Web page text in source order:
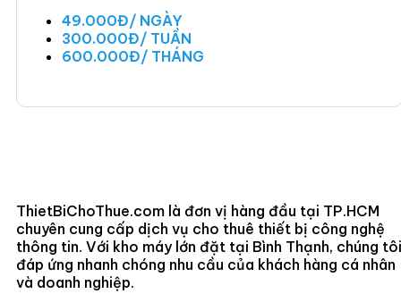
49.000Đ/ NGÀY
300.000Đ/ TUẦN
600.000Đ/ THÁNG
ThietBiChoThue.com là đơn vị hàng đầu tại TP.HCM
chuyên cung cấp dịch vụ cho thuê thiết bị công nghệ
thông tin. Với kho máy lớn đặt tại Bình Thạnh, chúng tôi
đáp ứng nhanh chóng nhu cầu của khách hàng cá nhân
và doanh nghiệp.